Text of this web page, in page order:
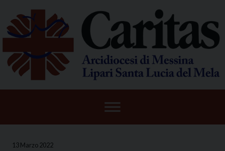
content
13 Marzo 2022